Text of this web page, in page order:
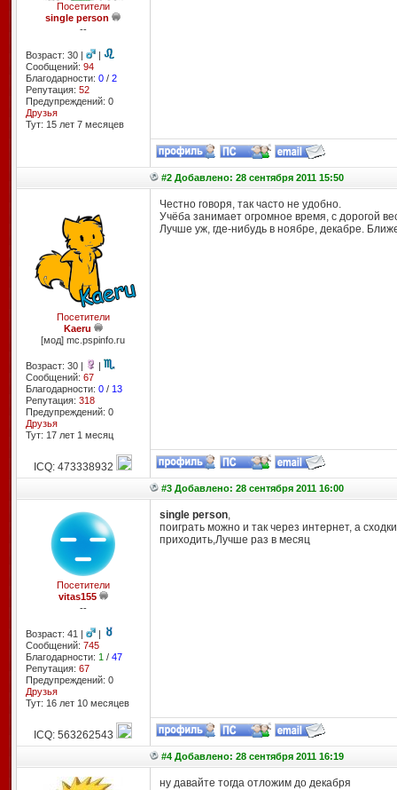
Посетители
single person
--
Возраст: 30 |
|
Сообщений: 94
Благодарности: 0/ 2
Репутация: 52
Предупреждений: 0
Друзья
Тут: 15 лет 7 месяцев
#2 Добавлено: 28 сентября 2011 15:50
Посетители
Kaeru
[мод] mc.pspinfo.ru
Возраст: 30 |
|
Сообщений: 67
Благодарности: 0/ 13
Репутация: 318
Предупреждений: 0
Друзья
Тут: 17 лет 1 месяц
Честно говоря, так часто не удобно.
Учёба занимает огромное время, с дорогой
Лучше уж, где-нибудь в ноябре, декабре.
ICQ: 473338932
#3 Добавлено: 28 сентября 2011 16:00
Посетители
vitas155
--
Возраст: 41 |
|
Сообщений: 745
Благодарности: 1 / 47
Репутация: 67
Предупреждений: 0
Друзья
Тут: 16 лет 10 месяцев
single person,
поиграть можно и так через интернет, а
приходить,Лучше раз в месяц
ICQ: 563262543
#4 Добавлено: 28 сентября 2011 16:19
ну давайте тогда отложим до декабря